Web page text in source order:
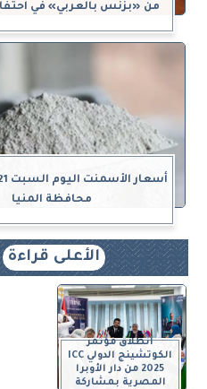
من «بزنس بالعربي» في
محافظة المنيا
الأعلى قراءة
انطلاق مؤتمر
الكوتشينج الدولي ICC
2025 من دار الأوبرا
المصرية بمشاركة